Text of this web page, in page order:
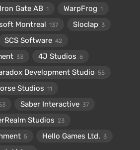
Iron Gate AB 1 WarpFrog 1
Montreal 137 Sloclap 3
SCS Software 42
33 4J Studios 6
Development Studio 55
Studios 11
Saber Interactive 37
Studios 23
5 Hello Games Ltd. 3